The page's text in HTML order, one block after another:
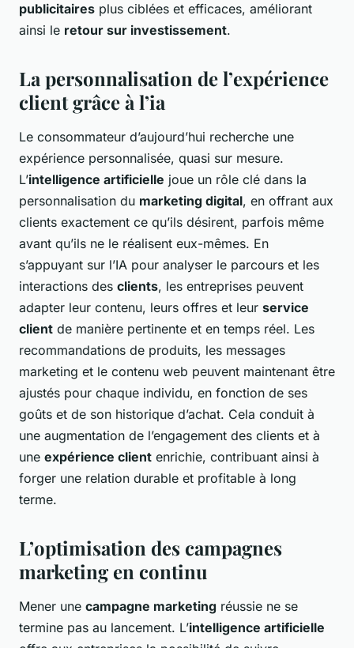
publicitaires plus ciblées et efficaces, améliorant
ainsi le retour sur investissement.
La personnalisation de l’expérience
client grâce à l’ia
Le consommateur d’aujourd’hui recherche une
expérience personnalisée, quasi sur mesure.
L’intelligence artificielle joue un rôle clé dans la
personnalisation du marketing digital, en offrant aux
clients exactement ce qu’ils désirent, parfois même
avant qu’ils ne le réalisent eux-mêmes. En
s’appuyant sur l’IA pour analyser le parcours et les
interactions des clients, les entreprises peuvent
adapter leur contenu, leurs offres et leur service
client de manière pertinente et en temps réel. Les
recommandations de produits, les messages
marketing et le contenu web peuvent maintenant être
ajustés pour chaque individu, en fonction de ses
goûts et de son historique d’achat. Cela conduit à
une augmentation de l’engagement des clients et à
une expérience client enrichie, contribuant ainsi à
forger une relation durable et profitable à long
terme.
L’optimisation des campagnes
marketing en continu
Mener une campagne marketing réussie ne se
termine pas au lancement. L’intelligence artificielle